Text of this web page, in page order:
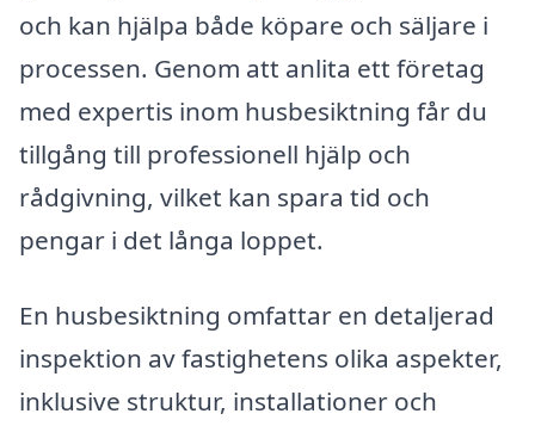
och kan hjälpa både köpare och säljare i
processen. Genom att anlita ett företag
med expertis inom husbesiktning får du
tillgång till professionell hjälp och
rådgivning, vilket kan spara tid och
pengar i det långa loppet.
En husbesiktning omfattar en detaljerad
inspektion av fastighetens olika aspekter,
inklusive struktur, installationer och